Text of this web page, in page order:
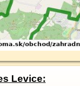
Levice: